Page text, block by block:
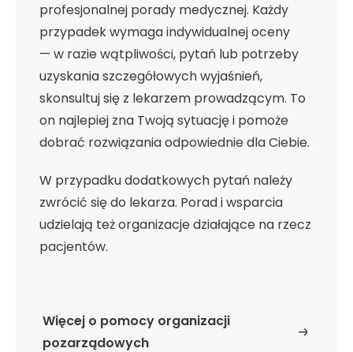
profesjonalnej porady medycznej. Każdy
przypadek wymaga indywidualnej oceny
— w razie wątpliwości, pytań lub potrzeby
uzyskania szczegółowych wyjaśnień,
skonsultuj się z lekarzem prowadzącym. To
on najlepiej zna Twoją sytuację i pomoże
dobrać rozwiązania odpowiednie dla Ciebie.
W przypadku dodatkowych pytań należy
zwrócić się do lekarza. Porad i wsparcia
udzielają też organizacje działające na rzecz
pacjentów.
Więcej o pomocy organizacji
pozarządowych
o Pamiętaj, że każdy przypadek zdrowotny